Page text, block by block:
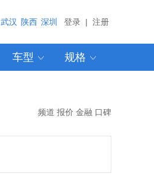
武汉 陕西 深圳 登录 | 注册
车型  规格 
频道 报价 金融 口碑